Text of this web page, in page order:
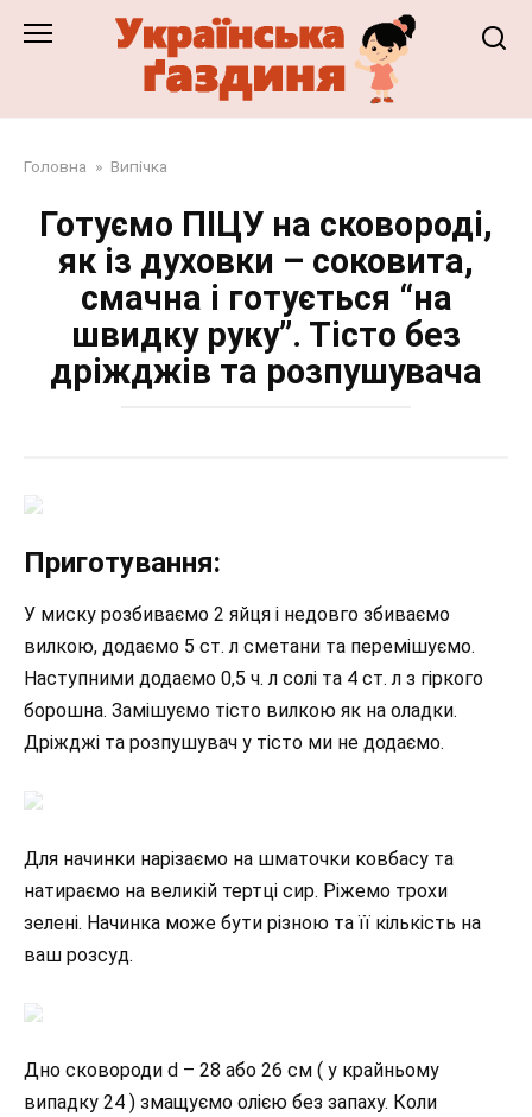
Головна » Випічка
Готуємо ПІЦУ на сковороді,
як із духовки – соковита,
смачна і готується “на
швидку руку”. Тісто без
дріжджів та розпушувача
Приготування:
У миску розбиваємо 2 яйця і недовго збиваємо
вилкою, додаємо 5 ст. л сметани та перемішуємо.
Наступними додаємо 0,5 ч. л солі та 4 ст. л з гіркого
борошна. Замішуємо тісто вилкою як на оладки.
Дріжджі та розпушувач у тісто ми не додаємо.
Для начинки нарізаємо на шматочки ковбасу та
натираємо на великій тертці сир. Ріжемо трохи
зелені. Начинка може бути різною та її кількість на
ваш розсуд.
Дно сковороди d – 28 або 26 см ( у крайньому
випадку 24 ) змащуємо олією без запаху. Коли